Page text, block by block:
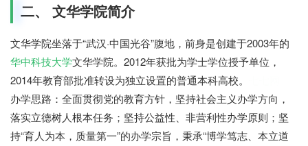
二、 文华学院简介
文华学院坐落于“武汉·中国光谷”腹地，前身是创建于2003年的
华中科技大学文华学院。2012年获批为学士学位授予单位，
2014年教育部批准转设为独立设置的普通本科高校。
办学思路：全面贯彻党的教育方针，坚持社会主义办学方向，
落实立德树人根本任务；坚持公益性、非营利性办学原则；坚
持“育人为本，质量第一”的办学宗旨，秉承“博学笃志、本立道